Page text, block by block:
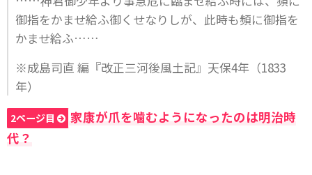
御指をかませ給ふ御くせなりしが、此時も頻に御指を
かませ給ふ……
※成島司直 編『改正三河後風土記』天保4年（1833
年）
2ページ目
家康が爪を噛むようになったのは明治時
代？